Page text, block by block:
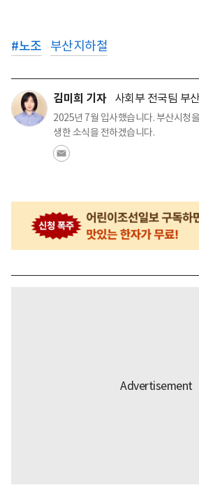
#노조 부산지하철
김미희 기자 사회부 전국팀 부
2025년 7월 입사했습니다. 부산시청
생한 소식을 전하겠습니다.